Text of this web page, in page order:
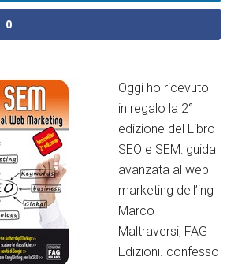
0
Oggi ho ricevuto
in regalo la 2°
edizione del Libro
SEO e SEM: guida
avanzata al web
marketing dell’ing
Marco
Maltraversi; FAG
Edizioni. confesso